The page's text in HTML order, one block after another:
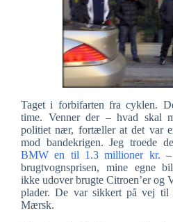
Taget i forbifarten fra cyklen.
time. Venner der – hvad skal
politiet nær, fortæller at det var
mod bandekrigen. Jeg troede
BMW en til 1.3 millioner kr.
brugtvognsprisen, mine egne
ikke udover brugte Citroen’er og
plader. De var sikkert på vej til
Mærsk.